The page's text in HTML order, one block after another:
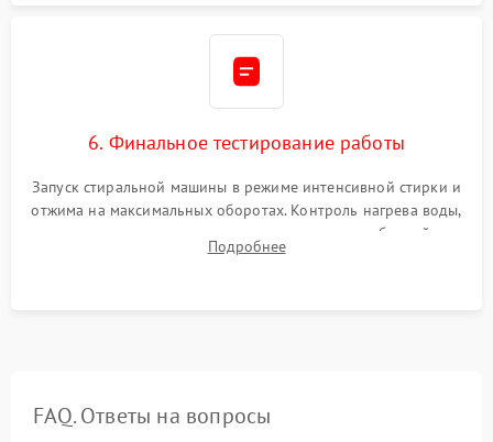
6. Финальное тестирование работы
Запуск стиральной машины в режиме интенсивной стирки и
отжима на максимальных оборотах. Контроль нагрева воды,
корректности слива, отсутствия излишних вибраций,
посторонних стуков и протечек под корпусом.
Подробнее
FAQ. Ответы на вопросы